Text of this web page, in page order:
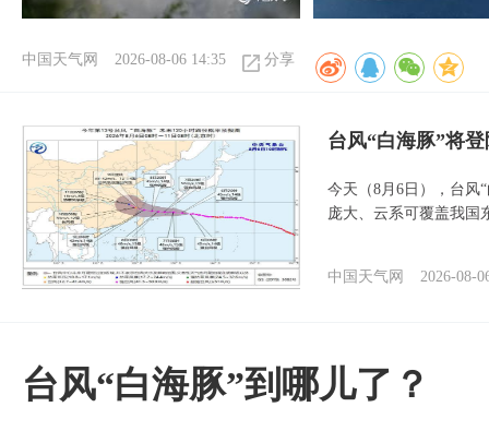
中国天气网 2026-08-06 14:35 分享
台风“白海豚”将
今天（8月6日），台风
庞大、云系可覆盖我国
中国天气网 2026-08-
台风“白海豚”到哪儿了？